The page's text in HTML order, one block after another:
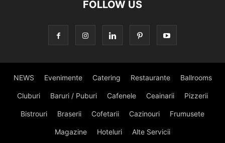
FOLLOW US
NEWS Evenimente Catering Restaurante Ballrooms
Cluburi Baruri / Puburi Cafenele Ceainarii Pizzerii
Bistrouri Braserii Cofetarii Cazinouri Frumusete
Magazine Hoteluri Alte Servicii